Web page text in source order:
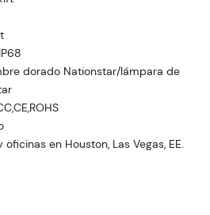
dorado Nationstar/lámpara de
en Houston, Las Vegas, EE.